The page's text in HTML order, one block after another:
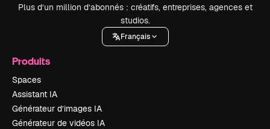
Plus d’un million d’abonnés : créatifs, entreprises, agences et
studios.
Français
Produits
Spaces
Assistant IA
Générateur d’images IA
Générateur de vidéos IA